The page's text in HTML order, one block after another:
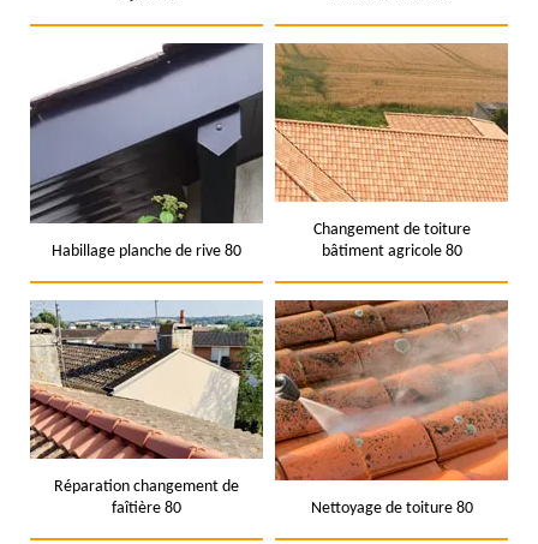
Habillage planche de rive 80
Changement de toiture
bâtiment agricole 80
Réparation changement de
faîtière 80
Nettoyage de toiture 80